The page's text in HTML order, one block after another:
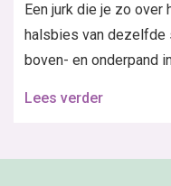
Een jurk die je zo
halsbies van dezelfde
boven- en onderpand
Lees verder